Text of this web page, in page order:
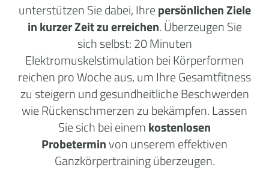
unterstützen Sie dabei, Ihrepersönlichen Ziele
in kurzer Zeit zu erreichen. Überzeugen Sie
sich selbst: 20 Minuten
Elektromuskelstimulation bei Körperformen
reichen pro Woche aus, um Ihre Gesamtfitness
zu steigern und gesundheitliche Beschwerden
wie Rückenschmerzen zu bekämpfen. Lassen
Sie sich bei einemkostenlosen
Probeterminvon unserem effektiven
Ganzkörpertraining überzeugen.